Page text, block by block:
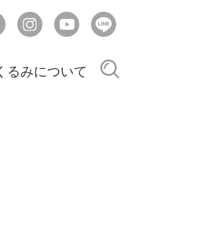
るみについて